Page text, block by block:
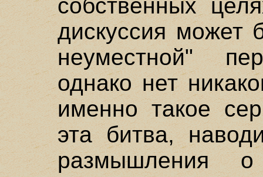
собственных
дискуссия может
неуместной"
однако нет
именно такое
эта битва,
размышления